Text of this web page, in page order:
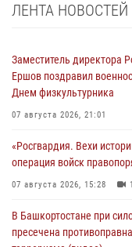
ЛЕНТА НОВОСТЕЙ
Заместитель директора
Ершов поздравил
Днем физкультурника
07 августа 2026, 21:01
«Росгвардия. Вехи
операция войск
07 августа 2026, 15:28 1
В Башкортостане при
пресечена